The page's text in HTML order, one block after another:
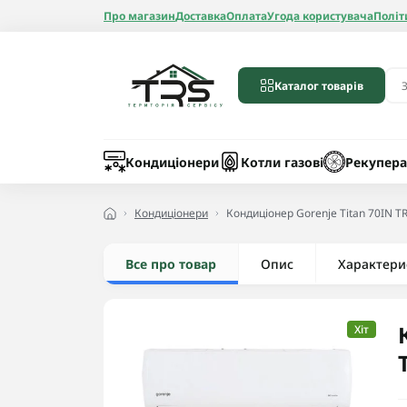
Про магазинДоставкаОплатаУгода користувача
Каталог товарів
Кондиціонери Котли газові
Радіатори
Кондиціонери Кондиціонер Gorenje Titan 70IN
Все про товар Опис
Хіт